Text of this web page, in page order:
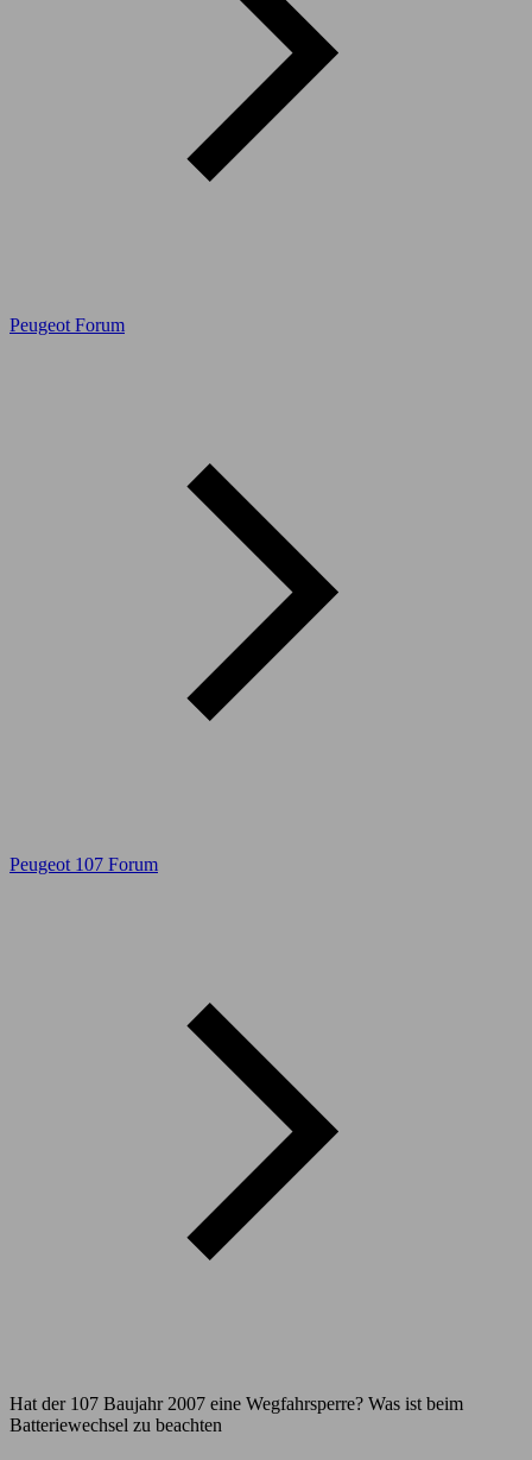
Peugeot Forum
Peugeot 107 Forum
Hat der 107 Baujahr 2007 eine Wegfahrsperre? Was ist beim
Batteriewechsel zu beachten